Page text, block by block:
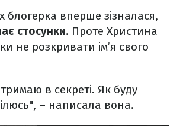
блогерка вперше зізналася,
стосунки. Проте Христина
не розкривати ім’я свого
в секреті. Як буду
– написала вона.